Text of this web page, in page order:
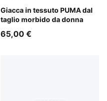
Giacca in tessuto PUMA dal
taglio morbido da donna
Mouse Gray
65,00 €